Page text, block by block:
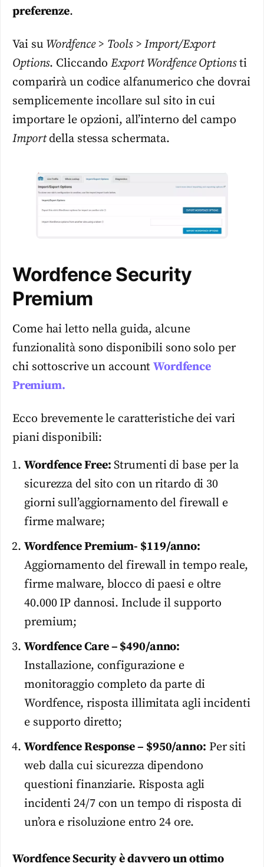
preferenze.
Vai su Wordfence > Tools > Import/Export
Options. CliccandoExport Wordfence Optionsti
comparirà un codice alfanumerico che dovrai
semplicemente incollare sul sito in cui
importare le opzioni, all’interno del campo
Importdella stessa schermata.
Wordfence Security
Premium
Come hai letto nella guida, alcune
funzionalità sono disponibili sono solo per
chi sottoscrive un accountWordfence
Premium.
Ecco brevemente le caratteristiche dei vari
piani disponibili:
Wordfence Free: Strumenti di base per la
sicurezza del sito con un ritardo di 30
giorni sull’aggiornamento del firewall e
firme malware;
Wordfence Premium- $119/anno:
Aggiornamento del firewall in tempo reale,
firme malware, blocco di paesi e oltre
40.000 IP dannosi. Include il supporto
premium;
Wordfence Care – $490/anno:
Installazione, configurazione e
monitoraggio completo da parte di
Wordfence, risposta illimitata agli incidenti
e supporto diretto;
Wordfence Response – $950/anno: Per siti
web dalla cui sicurezza dipendono
questioni finanziarie. Risposta agli
incidenti 24/7 con un tempo di risposta di
un’ora e risoluzione entro 24 ore.
Wordfence Security è davvero un ottimo